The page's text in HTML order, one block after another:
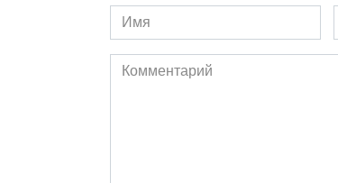
Имя
*
*
Комментарий